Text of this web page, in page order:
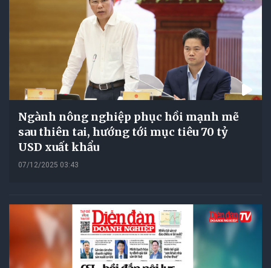
Ngành nông nghiệp phục hồi mạnh mẽ
sau thiên tai, hướng tới mục tiêu 70 tỷ
USD xuất khẩu
07/12/2025 03:43